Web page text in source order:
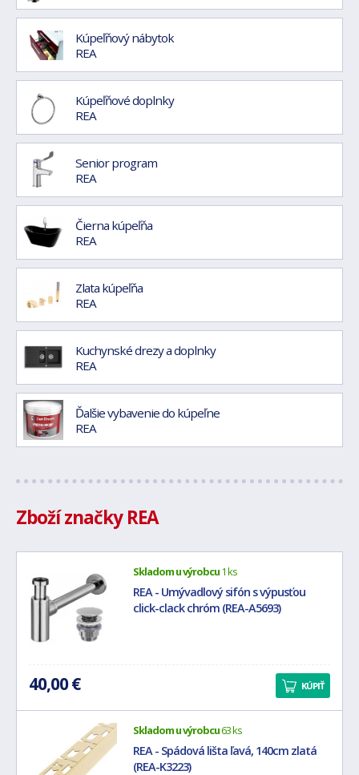
Kúpeľňový nábytok
REA
Kúpeľňové doplnky
REA
Senior program
REA
Čierna kúpeľňa
REA
Zlata kúpeľňa
REA
Kuchynské drezy a doplnky
REA
Ďalšie vybavenie do kúpeľne
REA
Zboží značky REA
Skladom u výrobcu1 ks
REA - Umývadlový sifón s výpusťou
click-clack chróm (REA-A5693)
40,00 € KÚPIŤ
Skladom u výrobcu63 ks
REA - Spádová lišta ľavá, 140cm zlatá
(REA-K3223)